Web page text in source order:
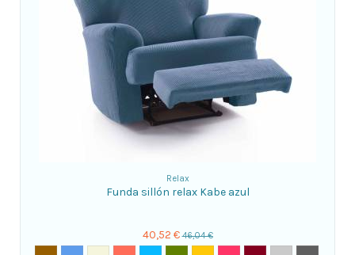
Relax
Funda sillón relax Kabe azul
40,52 € 46,04 €